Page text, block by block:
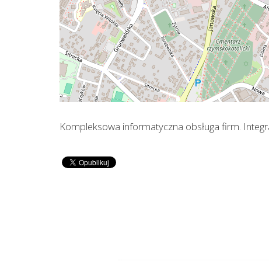
Kompleksowa informatyczna obsługa firm.